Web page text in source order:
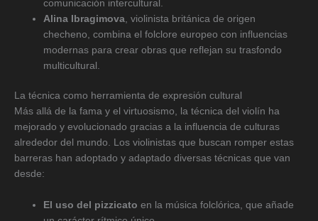
comunicación intercultural.
Alina Ibragimova , violinista británica de origen
checheno, combina el folclore europeo con influencias
modernas para crear obras que reflejan su trasfondo
multicultural.
La técnica como herramienta de expresión cultural
Más allá de la fama y el virtuosismo, la técnica del violín ha
mejorado y evolucionado gracias a la influencia de culturas
alrededor del mundo. Los violinistas que buscan romper estas
barreras han adoptado y adaptado diversas técnicas que van
desde:
El uso del pizzicato en la música folclórica, que añade